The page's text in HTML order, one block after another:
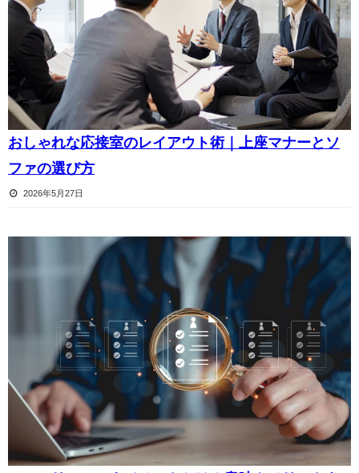
おしゃれな応接室のレイアウト術｜上座マナーとソ
ファの選び方
2026年5月27日